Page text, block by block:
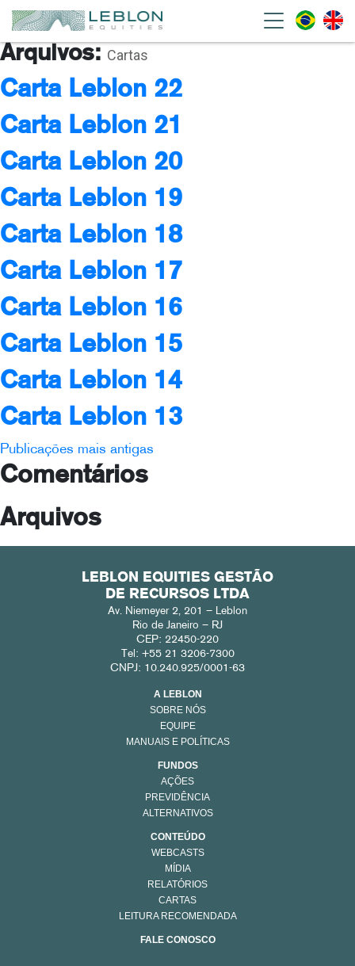
Investimentos
Arquivos: Cartas
Carta Leblon 22
Carta Leblon 21
Carta Leblon 20
Carta Leblon 19
Carta Leblon 18
Carta Leblon 17
Carta Leblon 16
Carta Leblon 15
Carta Leblon 14
Carta Leblon 13
Navegação
por
posts
Publicações mais antigas
Comentários
Arquivos
LEBLON EQUITIES GESTÃO
DE RECURSOS LTDA
Av. Niemeyer 2, 201 – Leblon
Rio de Janeiro – RJ
CEP: 22450-220
Tel: +55 21 3206-7300
CNPJ: 10.240.925/0001-63
A LEBLON
SOBRE NÓS
EQUIPE
MANUAIS E POLÍTICAS
FUNDOS
AÇÕES
PREVIDÊNCIA
ALTERNATIVOS
CONTEÚDO
WEBCASTS
MÍDIA
RELATÓRIOS
CARTAS
LEITURA RECOMENDADA
FALE CONOSCO